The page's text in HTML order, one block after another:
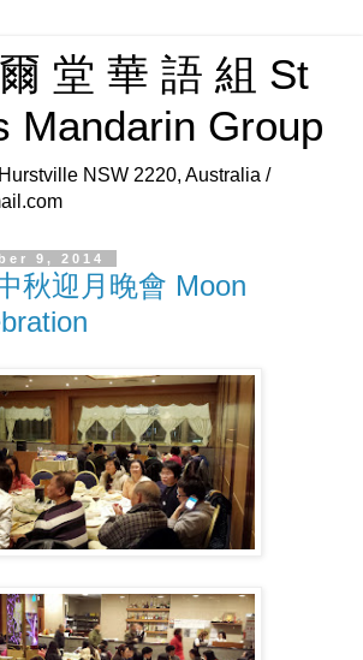
堂 華 語 組 St
Mandarin Group
NSW 2220, Australia /
9, 2014
秋迎月晚會 Moon